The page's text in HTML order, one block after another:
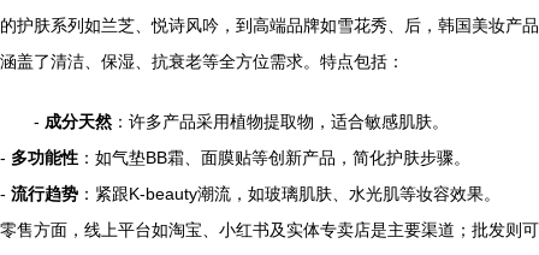
的护肤系列如兰芝、悦诗风吟，到高端品牌如雪花秀、后，韩国美妆产品
涵盖了清洁、保湿、抗衰老等全方位需求。特点包括：
- 成分天然 ：许多产品采用植物提取物，适合敏感肌肤。
- 多功能性 ：如气垫BB霜、面膜贴等创新产品，简化护肤步骤。
- 流行趋势 ：紧跟K-beauty潮流，如玻璃肌肤、水光肌等妆容效果。
零售方面，线上平台如淘宝、小红书及实体专卖店是主要渠道；批发则可